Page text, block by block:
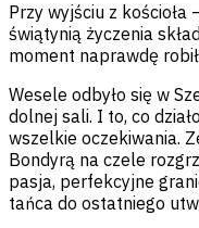
Przy wyjściu z
świątynią życzenia
moment naprawdę
Wesele odbyło się w
dolnej sali. I to, co
wszelkie oczekiwania.
Bondyrą na czele
pasja, perfekcyjne
tańca do ostatniego